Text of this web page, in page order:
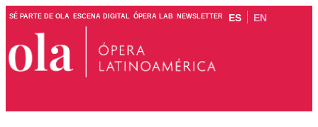
SÉ PARTE DE OLA ESCENA DIGITAL ÓPERA LAB NEWSLETTER ES EN